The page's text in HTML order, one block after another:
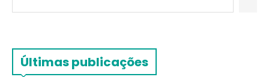
Últimas publicações